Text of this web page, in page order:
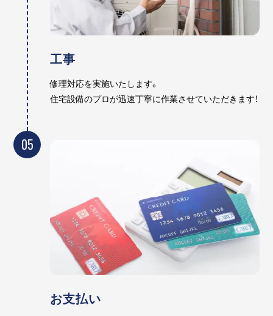
工事
修理対応を実施いたします。
住宅設備のプロが迅速丁寧に作業させていただきます！
05
お支払い